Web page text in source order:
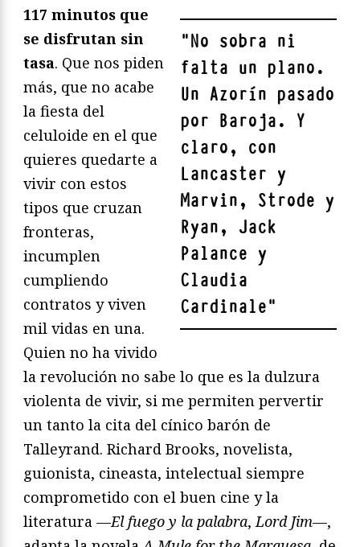
"No sobra ni
falta un plano.
Un Azorín pasado
por Baroja. Y
claro, con
Lancaster y
Marvin, Strode y
Ryan, Jack
Palance y
Claudia
Cardinale"
117 minutos que
se disfrutan sin
tasa. Que nos piden
más, que no acabe
la fiesta del
celuloide en el que
quieres quedarte a
vivir con estos
tipos que cruzan
fronteras,
incumplen
cumpliendo
contratos y viven
mil vidas en una.
Quien no ha vivido
la revolución no sabe lo que es la dulzura
violenta de vivir, si me permiten pervertir
un tanto la cita del cínico barón de
Talleyrand. Richard Brooks, novelista,
guionista, cineasta, intelectual siempre
comprometido con el buen cine y la
literatura —El fuego y la palabra, Lord Jim—,